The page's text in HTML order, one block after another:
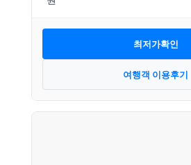
최저가확인
여행객 이용후기